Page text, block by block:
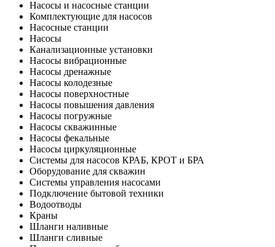
Насосы и насосные станции
Комплектующие для насосов
Насосные станции
Насосы
Канализационные установки
Насосы вибрационные
Насосы дренажные
Насосы колодезные
Насосы поверхностные
Насосы повышения давления
Насосы погружные
Насосы скважинные
Насосы фекальные
Насосы циркуляционные
Системы для насосов КРАБ, КРОТ и БРА
Оборудование для скважин
Системы управления насосами
Подключение бытовой техники
Водоотводы
Краны
Шланги наливные
Шланги сливные